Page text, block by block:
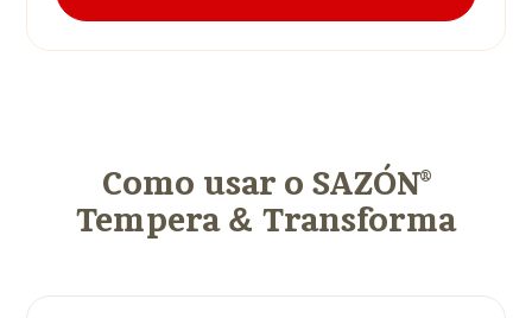
Como usar o SAZÓN®
Tempera & Transforma